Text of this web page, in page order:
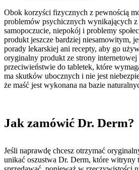
Obok korzyści fizycznych z pewnością
problemów psychicznych wynikających z
samopoczucie, niepokój i problemy
produkt jeszcze bardziej niesamowitym,
porady lekarskiej ani recepty, aby go
oryginalny produkt ze strony
przeciwieństwie do tabletek, które
ma skutków ubocznych i nie jest
że maść jest wykonana na bazie
Jak zamówić Dr. Derm?
Jeśli naprawdę chcesz otrzymać
unikać oszustwa Dr. Derm, które witryny